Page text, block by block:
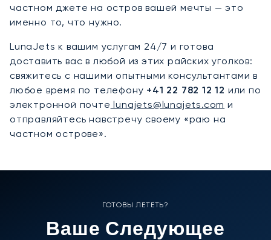
частном джете на остров вашей мечты — это
именно то, что нужно.
LunaJets к вашим услугам 24/7 и готова
доставить вас в любой из этих райских уголков:
свяжитесь с нашими опытными консультантами в
любое время по телефону +41 22 782 12 12 или по
электронной почте lunajets@lunajets.com и
отправляйтесь навстречу своему «раю на
частном острове».
ГОТОВЫ ЛЕТЕТЬ?
Ваше Следующее